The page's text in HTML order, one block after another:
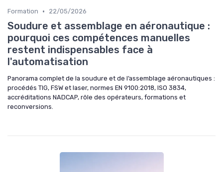
Formation • 22/05/2026
Soudure et assemblage en aéronautique :
pourquoi ces compétences manuelles
restent indispensables face à
l'automatisation
Panorama complet de la soudure et de l’assemblage aéronautiques :
procédés TIG, FSW et laser, normes EN 9100:2018, ISO 3834,
accréditations NADCAP, rôle des opérateurs, formations et
reconversions.